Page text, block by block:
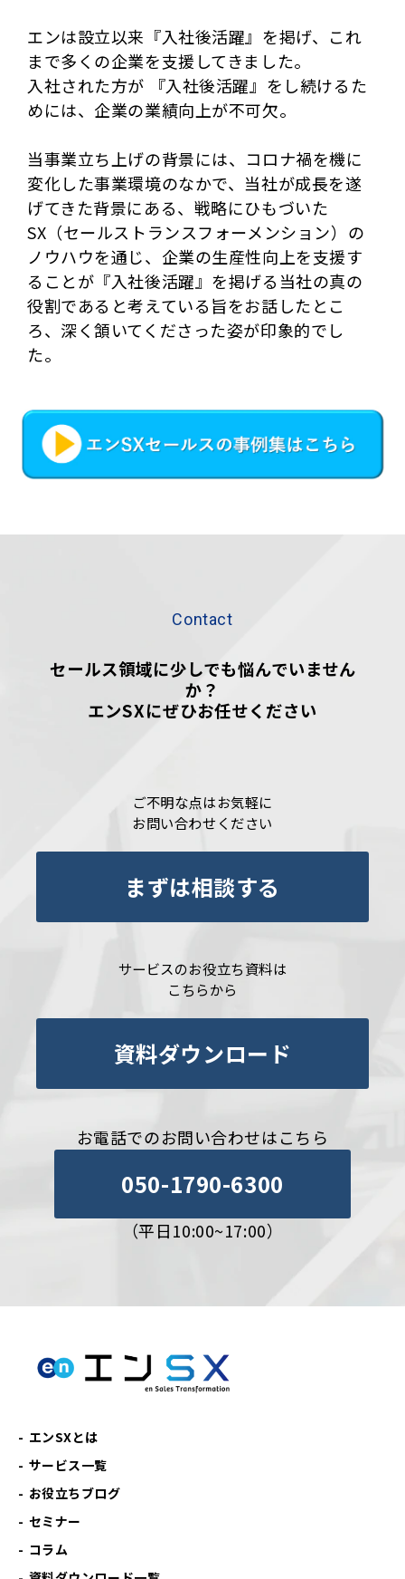
エンは設立以来『入社後活躍』を掲げ、これ
まで多くの企業を支援してきました。
入社された方が 『入社後活躍』をし続けるた
めには、企業の業績向上が不可欠。
当事業立ち上げの背景には、コロナ禍を機に
変化した事業環境のなかで、当社が成長を遂
げてきた背景にある、戦略にひもづいた
SX（セールストランスフォーメンション）の
ノウハウを通じ、企業の生産性向上を支援す
ることが『入社後活躍』を掲げる当社の真の
役割であると考えている旨をお話したとこ
ろ、深く頷いてくださった姿が印象的でし
た。
Contact
セールス領域に少しでも悩んでいません
か？
エンSXにぜひお任せください
ご不明な点はお気軽に
お問い合わせください
まずは相談する
サービスのお役立ち資料は
こちらから
資料ダウンロード
お電話でのお問い合わせはこちら
050-1790-6300
（平日10:00~17:00）
エンSXとは
サービス一覧
お役立ちブログ
セミナー
コラム